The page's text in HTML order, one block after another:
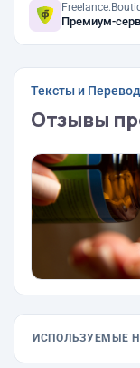
Премиум-
Тексты и
Отзывы
ИСПОЛЬЗУЕМЫЕ